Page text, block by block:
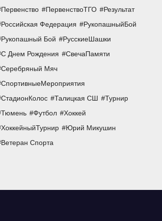
Первенство
ПервенствоТГО
Результат
Российская Федерация
РукопашныйБой
Рукопашный Бой
РусскиеШашки
С Днем Рождения
СвечаПамяти
Серебряный Мяч
СпортивныеМероприятия
СтадионКолос
Талицкая СШ
Турнир
Тюмень
Футбол
Хоккей
ХоккейныйТурнир
Юрий Микушин
Ветеран Спорта